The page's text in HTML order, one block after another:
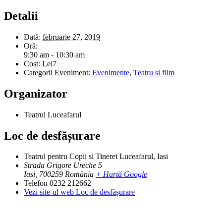
Detalii
Dată: februarie 27, 2019
Oră:
9:30 am - 10:30 am
Cost: Lei7
Categorii Eveniment: Evenimente, Teatru si film
Organizator
Teatrul Luceafarul
Loc de desfășurare
Teatrul pentru Copii si Tineret Luceafarul, Iasi
Strada Grigore Ureche 5
Iasi, 700259 România + Hartă Google
Telefon 0232 212662
Vezi site-ul web Loc de desfășurare